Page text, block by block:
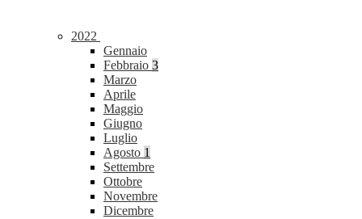
2022
Gennaio
Febbraio 3
Marzo
Aprile
Maggio
Giugno
Luglio
Agosto 1
Settembre
Ottobre
Novembre
Dicembre